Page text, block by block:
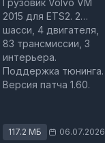
Грузовик Volvo VM
2015 для ETS2. 2
шасси, 4 двигателя,
83 трансмиссии, 3
интерьера.
Поддержка тюнинга.
Версия патча 1.60.
117.2 МБ 06.07.2026